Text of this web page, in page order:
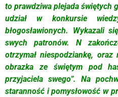
to prawdziwa plejada świętych
udział w konkursie
błogosławionych. Wykazali
swych patronów. N
otrzymał niespodziankę, oraz
obrazka ze świętym pod
przyjaciela swego”. Na
staranność i pomysłowość w